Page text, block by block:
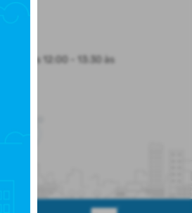
8:30 às 12:00 - 13:30 às